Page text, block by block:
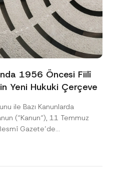
1956 Öncesi Fiilî
Yeni Hukuki Çerçeve
ile Bazı Kanunlarda
(“Kanun“), 11 Temmuz
Gazete’de